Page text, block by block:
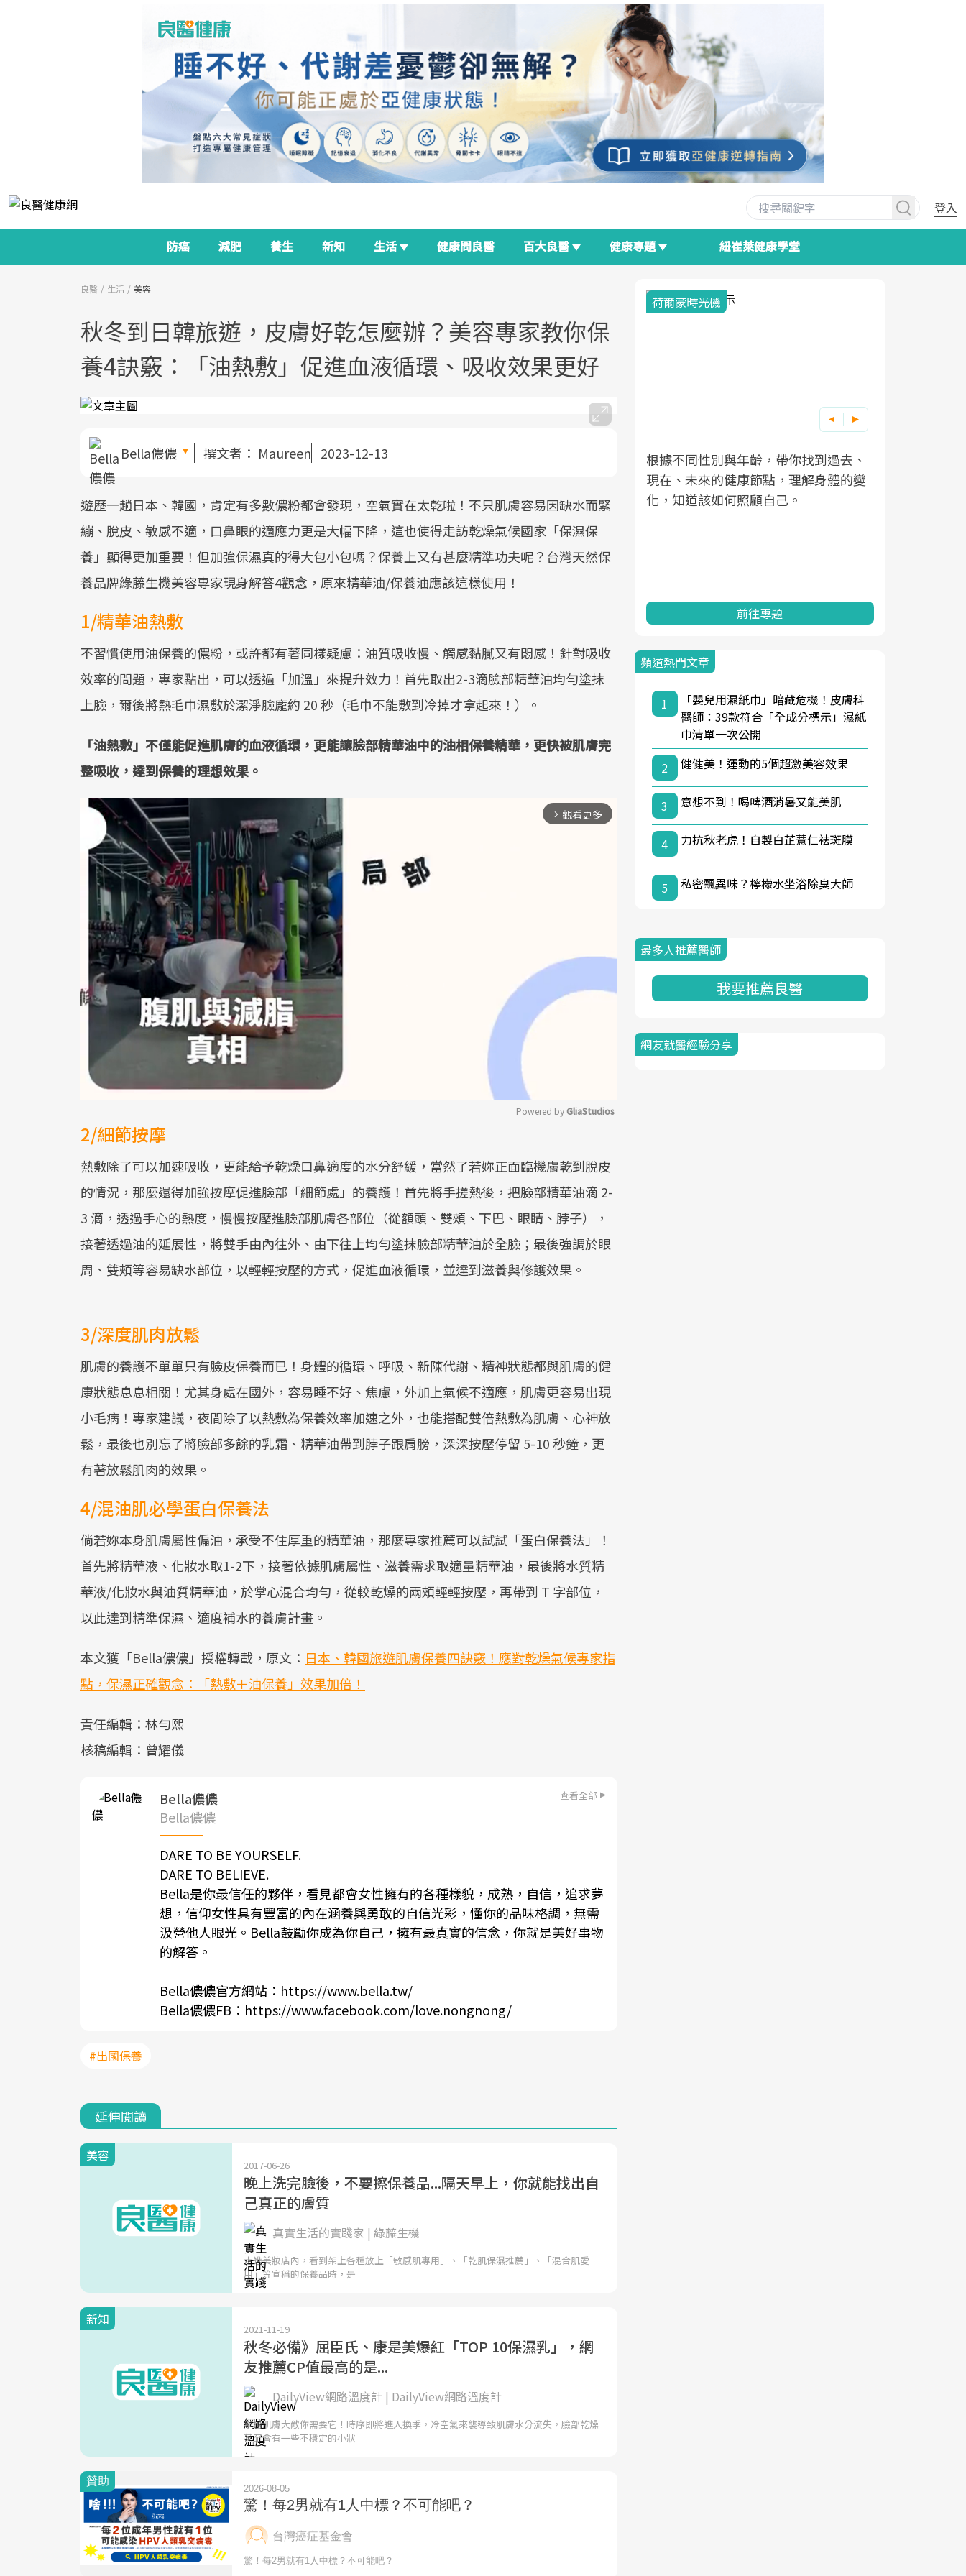
登入
防癌 減肥 養生 新知 生活 健康問良醫 百大良醫 健康專題 紐崔萊健康學堂
良醫 生活 美容
秋冬到日韓旅遊，皮膚好乾怎麼辦？美容專家教你保
養4訣竅：「油熱敷」促進血液循環、吸收效果更好
Bella儂儂 撰文者： Maureen 2023-12-13
遊歷一趟日本、韓國，肯定有多數儂粉都會發現，空氣實在太乾啦！不只肌膚容易因缺水而緊
繃、脫皮、敏感不適，口鼻眼的適應力更是大幅下降，這也使得走訪乾燥氣候國家「保濕保
養」顯得更加重要！但加強保濕真的得大包小包嗎？保養上又有甚麼精準功夫呢？台灣天然保
養品牌綠藤生機美容專家現身解答4觀念，原來精華油/保養油應該這樣使用！
1/精華油熱敷
不習慣使用油保養的儂粉，或許都有著同樣疑慮：油質吸收慢、觸感黏膩又有悶感！針對吸收
效率的問題，專家點出，可以透過「加溫」來提升效力！首先取出2-3滴臉部精華油均勻塗抹
上臉，爾後將熱毛巾濕敷於潔淨臉龐約 20 秒（毛巾不能敷到冷掉才拿起來！）。
「油熱敷」不僅能促進肌膚的血液循環，更能讓臉部精華油中的油相保養精華，更快被肌膚完
整吸收，達到保養的理想效果。
arrow_forward_ios 觀看更多
Powered by GliaStudios
2/細節按摩
熱敷除了可以加速吸收，更能給予乾燥口鼻適度的水分舒緩，當然了若妳正面臨機膚乾到脫皮
的情況，那麼還得加強按摩促進臉部「細節處」的養護！首先將手搓熱後，把臉部精華油滴 2-
3 滴，透過手心的熱度，慢慢按壓進臉部肌膚各部位（從額頭、雙頰、下巴、眼睛、脖子），
接著透過油的延展性，將雙手由內往外、由下往上均勻塗抹臉部精華油於全臉；最後強調於眼
周、雙頰等容易缺水部位，以輕輕按壓的方式，促進血液循環，並達到滋養與修護效果。
3/深度肌肉放鬆
肌膚的養護不單單只有臉皮保養而已！身體的循環、呼吸、新陳代謝、精神狀態都與肌膚的健
康狀態息息相關！尤其身處在國外，容易睡不好、焦慮，外加上氣候不適應，肌膚更容易出現
小毛病！專家建議，夜間除了以熱敷為保養效率加速之外，也能搭配雙倍熱敷為肌膚、心神放
鬆，最後也別忘了將臉部多餘的乳霜、精華油帶到脖子跟肩膀，深深按壓停留 5-10 秒鐘，更
有著放鬆肌肉的效果。
4/混油肌必學蛋白保養法
倘若妳本身肌膚屬性偏油，承受不住厚重的精華油，那麼專家推薦可以試試「蛋白保養法」！
首先將精華液、化妝水取1-2下，接著依據肌膚屬性、滋養需求取適量精華油，最後將水質精
華液/化妝水與油質精華油，於掌心混合均勻，從較乾燥的兩頰輕輕按壓，再帶到 T 字部位，
以此達到精準保濕、適度補水的養膚計畫。
本文獲「Bella儂儂」授權轉載，原文： 日本、韓國旅遊肌膚保養四訣竅！應對乾燥氣候專家指
點，保濕正確觀念：「熱敷＋油保養」效果加倍！
責任編輯：林勻熙
核稿編輯：曾耀儀
Bella儂儂 查看全部
Bella儂儂
DARE TO BE YOURSELF.
DARE TO BELIEVE.
Bella是你最信任的夥伴，看見都會女性擁有的各種樣貌，成熟，自信，追求夢
想，信仰女性具有豐富的內在涵養與勇敢的自信光彩，懂你的品味格調，無需
汲營他人眼光。Bella鼓勵你成為你自己，擁有最真實的信念，你就是美好事物
的解答。
Bella儂儂官方網站： https://www.bella.tw/
Bella儂儂FB： https://www.facebook.com/love.nongnong/
#出國保養
延伸閱讀
美容
2017-06-26
晚上洗完臉後，不要擦保養品...隔天早上，你就能找出自
己真正的膚質
真實生活的實踐家 | 綠藤生機
走進美妝店內，看到架上各種放上「敏感肌專用」、「乾肌保濕推薦」、「混合肌愛
用」等宣稱的保養品時，是
新知
2021-11-19
秋冬必備》屈臣氏、康是美爆紅「TOP 10保濕乳」，網
友推薦CP值最高的是...
DailyView網路溫度計 | DailyView網路溫度計
擊退肌膚大敵你需要它！時序即將進入換季，冷空氣來襲導致肌膚水分流失，臉部乾燥
甚至會有一些不穩定的小狀
政策如「健康台灣推動委員會」與「長
關注的核心議題。然而，健檢不只是醫
療院所的服務，更是民眾了解自身健康
狀況、啟動健康管理的重要起點。
全面啟動你的健康革命！
建立對亞健康的認知，進而引導實際的
荷爾蒙時光機
根據不同性別與年齡，帶你找到過去、
現在、未來的健康節點，理解身體的變
化，知道該如何照顧自己。
前往專題
頻道熱門文章
1
「嬰兒用濕紙巾」暗藏危機！皮膚科
醫師：39款符合「全成分標示」濕紙
巾清單一次公開
2
健健美！運動的5個超激美容效果
3 意想不到！喝啤酒消暑又能美肌
4 力抗秋老虎！自製白芷薏仁祛斑膜
5 私密飄異味？檸檬水坐浴除臭大師
最多人推薦醫師
我要推薦良醫
網友就醫經驗分享